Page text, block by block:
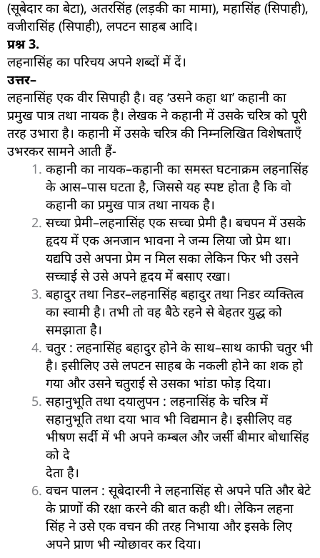
(सूबेदार का बेटा), अतरसिंह (लड़की का मामा), महासिंह (सिपाही),
वजीरासिंह (सिपाही), लपटन साहब आदि।
प्रश्न3.
लहनासिंह का परिचय अपने शब्दों में दें।
उत्तर–
लहनासिंह एक वीर सिपाही है। वह ‘उसने कहा था’ कहानी का
प्रमुख पात्र तथा नायक है। लेखक ने कहानी में उसके चरित्र को पूरी
तरह उभारा है। कहानी में उसके चरित्र की निम्नलिखित विशेषताएँ
उभरकर सामने आती हैं-
कहानी का नायक–कहानी का समस्त घटनाक्रम लहनासिंह
के आस–पास घटता है, जिससे यह स्पष्ट होता है कि वो
कहानी का प्रमुख पात्र तथा नायक है।
सच्चा प्रेमी–लहनासिंह एक सच्चा प्रेमी है। बचपन में उसके
हृदय में एक अनजान भावना ने जन्म लिया जो प्रेम था।
यद्यपि उसे अपना प्रेम न मिल सका लेकिन फिर भी उसने
सच्चाई से उसे अपने हृदय में बसाए रखा।
बहादुर तथा निडर–लहनासिंह बहादुर तथा निडर व्यक्तित्व
का स्वामी है। तभी तो वह बैठे रहने से बेहतर युद्ध को
समझाता है।
चतुर : लहनासिंह बहादुर होने के साथ–साथ काफी चतुर भी
है। इसीलिए उसे लपटन साहब के नकली होने का शक हो
गया और उसने चतुराई से उसका भांडा फोड़ दिया।
सहानुभूति तथा दयालुपन : लहनासिंह के चरित्र में
सहानुभूति तथा दया भाव भी विद्यमान है। इसीलिए वह
भीषण सर्दी में भी अपने कम्बल और जर्सी बीमार बोधासिंह
को दे
देता है।
वचन पालन : सूबेदारनी ने लहनासिंह से अपने पति और बेटे
के प्राणों की रक्षा करने की बात कही थी। लेकिन लहना
सिंह ने उसे एक वचन की तरह निभाया और इसके लिए
अपने प्राण भी न्योछावर कर दिया।